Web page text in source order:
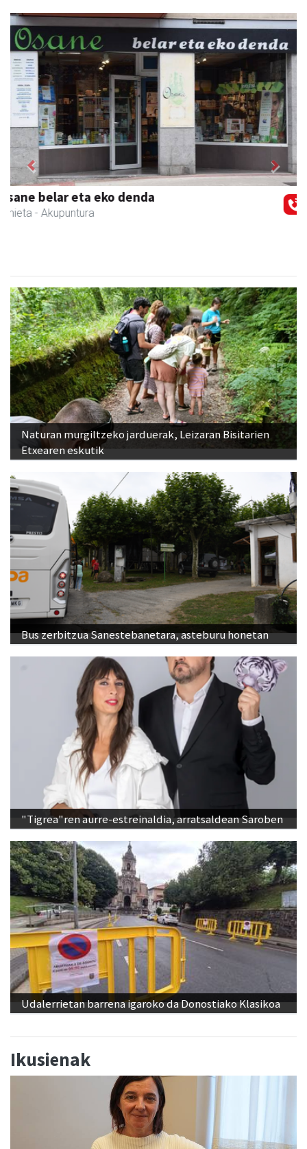
Guria
Urnieta - Jatetxeak
Previous Next
Naturan murgiltzeko jarduerak, Leizaran Bisitarien
Etxearen eskutik
Bus zerbitzua Sanestebanetara, asteburu honetan
"Tigrea"ren aurre-estreinaldia, arratsaldean Saroben
Udalerrietan barrena igaroko da Donostiako Klasikoa
Ikusienak